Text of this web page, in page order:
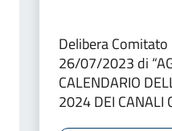
Delibera
26/07/2023 di
CALENDARIO
2024 DEI CANALI